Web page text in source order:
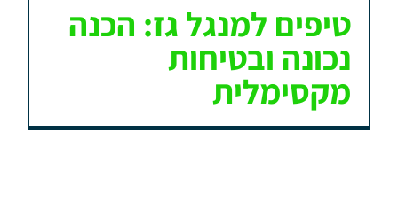
טיפים למנגל גז: הכנה
נכונה ובטיחות
מקסימלית